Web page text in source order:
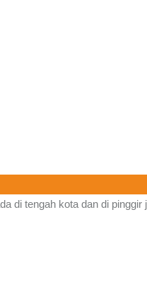
di tengah kota dan di